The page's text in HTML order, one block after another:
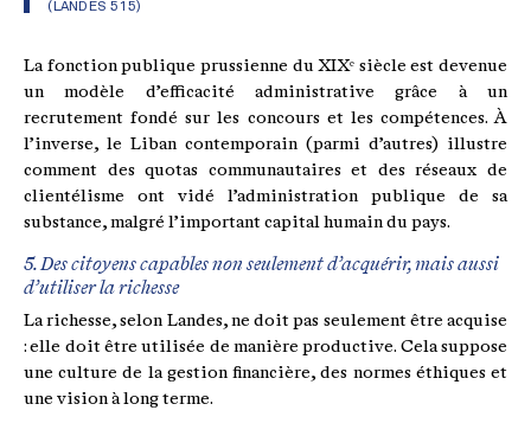
(LANDES 515)
La fonction publique prussienne du XIXᵉ siècle est devenue
un modèle d’efficacité administrative grâce à un
recrutement fondé sur les concours et les compétences. À
l’inverse, le Liban contemporain (parmi d’autres) illustre
comment des quotas communautaires et des réseaux de
clientélisme ont vidé l’administration publique de sa
substance, malgré l’important capital humain du pays.
5. Des citoyens capables non seulement d’acquérir, mais aussi
d’utiliser la richesse
La richesse, selon Landes, ne doit pas seulement être acquise
: elle doit être utilisée de manière productive. Cela suppose
une culture de la gestion financière, des normes éthiques et
une vision à long terme.